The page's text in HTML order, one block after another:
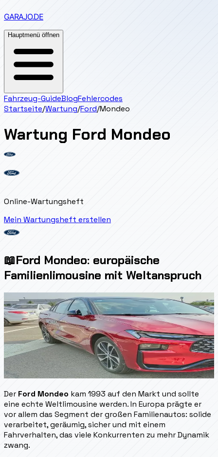
GARAJO.DE
Hauptmenü öffnen
Fahrzeug-GuideBlogFehlercodes
Startseite/Wartung/Ford/Mondeo
Wartung Ford Mondeo
Online-Wartungsheft
Mein Wartungsheft erstellen
📖Ford Mondeo: europäische
Familienlimousine mit Weltanspruch
Der Ford Mondeo kam 1993 auf den Markt und sollte
eine echte Weltlimousine werden. In Europa prägte er
vor allem das Segment der großen Familienautos: solide
verarbeitet, geräumig, sicher und mit einem
Fahrverhalten, das viele Konkurrenten zu mehr Dynamik
zwang.